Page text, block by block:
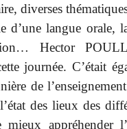
diverses
d’une langue orale,
Hector
journée. C’était
de
des lieux des
appréhender